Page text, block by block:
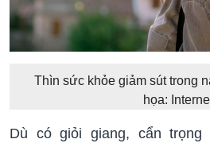
Thìn sức khỏe giảm sút trong
họa:
Dù có giỏi giang, cẩn trọng